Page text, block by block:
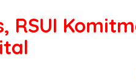
RSUI